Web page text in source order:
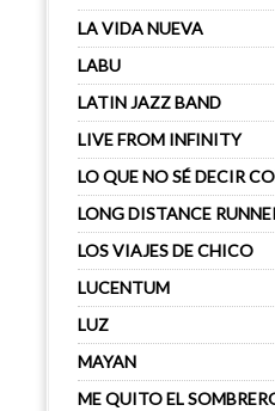
LA VIDA NUEVA
LABU
LATIN JAZZ BAND
LIVE FROM INFINITY
LO QUE NO SÉ DECIR
LONG DISTANCE
LOS VIAJES DE CHICO
LUCENTUM
LUZ
MAYAN
ME QUITO EL